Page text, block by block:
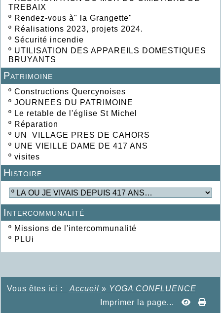
TREBAIX
º Rendez-vous à" la Grangette"
º Réalisations 2023, projets 2024.
º Sécurité incendie
º UTILISATION DES APPAREILS DOMESTIQUES
BRUYANTS
Patrimoine
º Constructions Quercynoises
º JOURNEES DU PATRIMOINE
º Le retable de l'église St Michel
º Réparation
º UN VILLAGE PRES DE CAHORS
º UNE VIEILLE DAME DE 417 ANS
º visites
Histoire
Intercommunalité
º Missions de l'intercommunalité
º PLUi
Vous êtes ici : Accueil » YOGA CONFLUENCE
Imprimer la page...